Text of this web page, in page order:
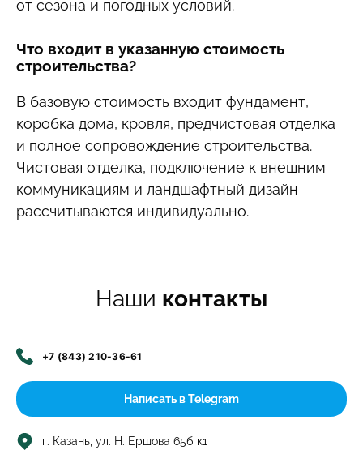
от сезона и погодных условий.
Что входит в указанную стоимость
строительства?
В базовую стоимость входит фундамент,
коробка дома, кровля, предчистовая отделка
и полное сопровождение строительства.
Чистовая отделка, подключение к внешним
коммуникациям и ландшафтный дизайн
рассчитываются индивидуально.
Наши контакты
+7 (843) 210-36-61
Написать в Telegram
г. Казань, ул. Н. Ершова 65б к1